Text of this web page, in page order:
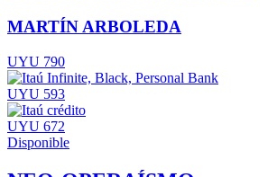
MARTÍN ARBOLEDA
UYU 790
UYU 593
UYU 672
Disponible